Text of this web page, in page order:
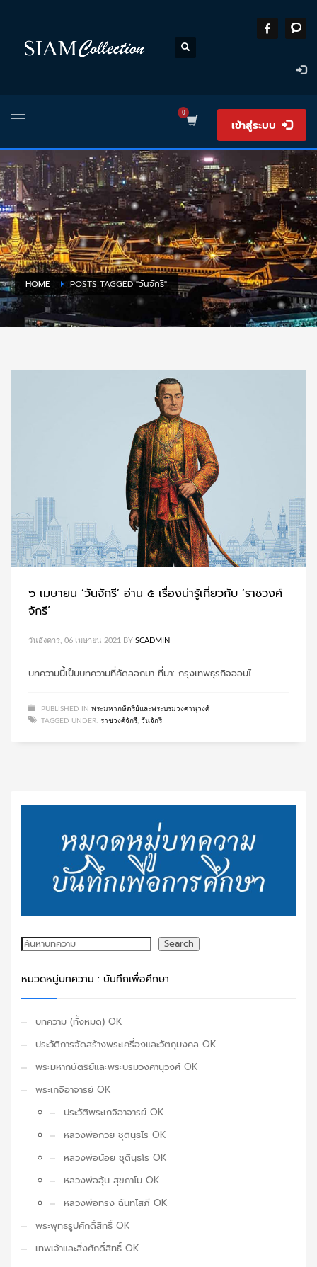
เข้าสู่ระบบ
HOME POSTS TAGGED "วันจักรี"
๖ เมษายน ‘วันจักรี’ อ่าน ๕ เรื่องน่ารู้เกี่ยวกับ ‘ราชวงศ์
จักรี’
วันอังคาร, 06 เมษายน 2021 BY SCADMIN
บทความนี้เป็นบทความที่คัดลอกมา ที่มา: กรุงเทพธุรกิจออนไ
PUBLISHED IN พระมหากษัตริย์และพระบรมวงศานุวงศ์
TAGGED UNDER: ราชวงศ์จักรี วันจักรี
ค้นหา Search
หมวดหมู่บทความ : บันทึกเพื่อศึกษา
บทความ (ทั้งหมด) OK
ประวัติการจัดสร้างพระเครื่องและวัตถุมงคล OK
พระมหากษัตริย์และพระบรมวงศานุวงศ์ OK
พระเกจิอาจารย์ OK
ประวัติพระเกจิอาจารย์ OK
หลวงพ่อกวย ชุตินฺธโร OK
หลวงพ่อน้อย ชุตินฺธโร OK
หลวงพ่ออุ้น สุขกาโม OK
หลวงพ่อทรง ฉันทโสภี OK
พระพุทธรูปศักดิ์สิทธิ์ OK
เทพเจ้าและสิ่งศักดิ์สิทธิ์ OK